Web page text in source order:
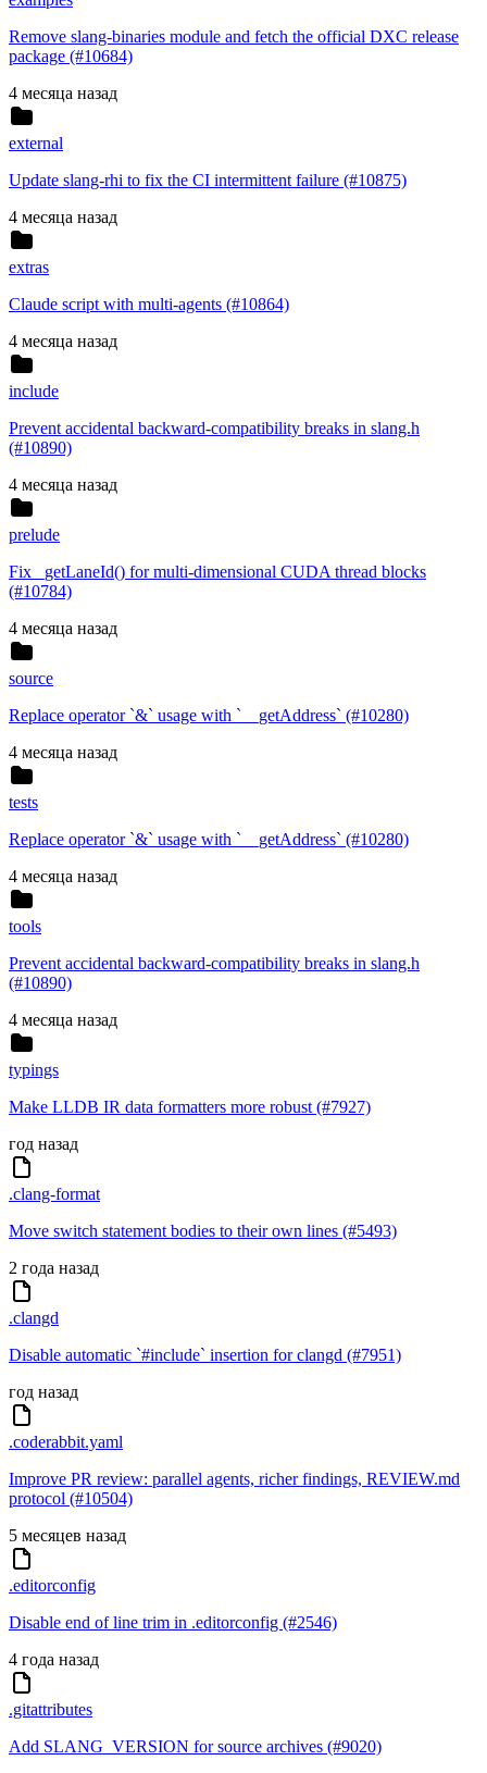
Remove slang-binaries module and fetch the official DXC release
package (#10684)
4 месяца назад
external
Update slang-rhi to fix the CI intermittent failure (#10875)
4 месяца назад
extras
Claude script with multi-agents (#10864)
4 месяца назад
include
Prevent accidental backward-compatibility breaks in slang.h
(#10890)
4 месяца назад
prelude
Fix _getLaneId() for multi-dimensional CUDA thread blocks
(#10784)
4 месяца назад
source
Replace operator `&` usage with `__getAddress` (#10280)
4 месяца назад
tests
Replace operator `&` usage with `__getAddress` (#10280)
4 месяца назад
tools
Prevent accidental backward-compatibility breaks in slang.h
(#10890)
4 месяца назад
typings
Make LLDB IR data formatters more robust (#7927)
год назад
.clang-format
Move switch statement bodies to their own lines (#5493)
2 года назад
.clangd
Disable automatic `#include` insertion for clangd (#7951)
год назад
.coderabbit.yaml
Improve PR review: parallel agents, richer findings, REVIEW.md
protocol (#10504)
5 месяцев назад
.editorconfig
Disable end of line trim in .editorconfig (#2546)
4 года назад
.gitattributes
Add SLANG_VERSION for source archives (#9020)